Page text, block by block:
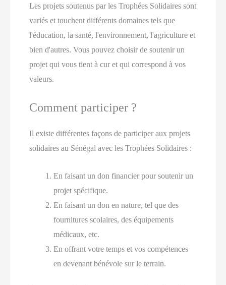
Les projets soutenus par les Trophées Solidaires sont
variés et touchent différents domaines tels que
l'éducation, la santé, l'environnement, l'agriculture et
bien d'autres. Vous pouvez choisir de soutenir un
projet qui vous tient à cur et qui correspond à vos
valeurs.
Comment participer ?
Il existe différentes façons de participer aux projets
solidaires au Sénégal avec les Trophées Solidaires :
En faisant un don financier pour soutenir un
projet spécifique.
En faisant un don en nature, tel que des
fournitures scolaires, des équipements
médicaux, etc.
En offrant votre temps et vos compétences
en devenant bénévole sur le terrain.